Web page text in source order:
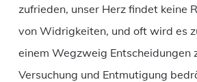
zufrieden, unser Herz findet keine
von Widrigkeiten, und oft wird es
einem Wegzweig Entscheidungen
Versuchung und Entmutigung